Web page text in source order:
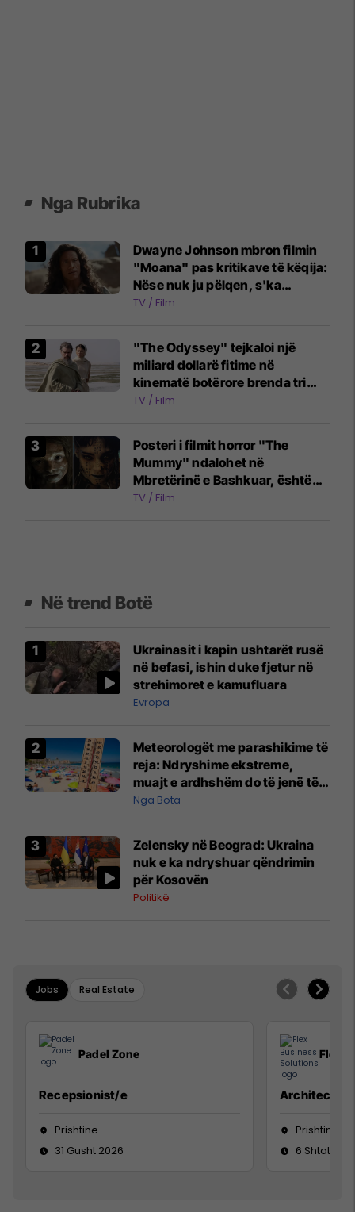
Nga Rubrika
Dwayne Johnson mbron filmin
"Moana" pas kritikave të këqija:
Nëse nuk ju pëlqen, s'ka
problem
TV / Film
"The Odyssey" tejkaloi një
miliard dollarë fitime në
kinematë botërore brenda tri
javësh
TV / Film
Posteri i filmit horror "The
Mummy" ndalohet në
Mbretërinë e Bashkuar, është
konsideruar shumë shqetësues
TV / Film
Në trend Botë
Ukrainasit i kapin ushtarët rusë
në befasi, ishin duke fjetur në
strehimoret e kamufluara
Evropa
Meteorologët me parashikime të
reja: Ndryshime ekstreme,
muajt e ardhshëm do të jenë të
pazakontë
Nga Bota
Zelensky në Beograd: Ukraina
nuk e ka ndryshuar qëndrimin
për Kosovën
Politikë
Jobs Real Estate
Padel Zone
Recepsionist/e
Prishtine
31 Gusht 2026
Flex
Architect
Prishtinë
6 Shtator